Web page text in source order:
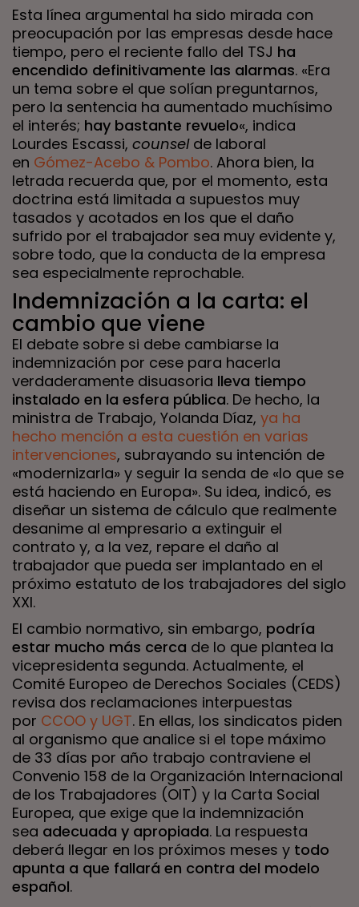
Esta línea argumental ha sido mirada con
preocupación por las empresas desde hace
tiempo, pero el reciente fallo del TSJ ha
encendido definitivamente las alarmas. «Era
un tema sobre el que solían preguntarnos,
pero la sentencia ha aumentado muchísimo
el interés; hay bastante revuelo«, indica
Lourdes Escassi, counselde laboral
en Gómez-Acebo & Pombo. Ahora bien, la
letrada recuerda que, por el momento, esta
doctrina está limitada a supuestos muy
tasados y acotados en los que el daño
sufrido por el trabajador sea muy evidente y,
sobre todo, que la conducta de la empresa
sea especialmente reprochable.
Indemnización a la carta: el
cambio que viene
El debate sobre si debe cambiarse la
indemnización por cese para hacerla
verdaderamente disuasoria lleva tiempo
instalado en la esfera pública. De hecho, la
ministra de Trabajo, Yolanda Díaz, ya ha
hecho mención a esta cuestión en varias
intervenciones, subrayando su intención de
«modernizarla» y seguir la senda de «lo que se
está haciendo en Europa». Su idea, indicó, es
diseñar un sistema de cálculo que realmente
desanime al empresario a extinguir el
contrato y, a la vez, repare el daño al
trabajador que pueda ser implantado en el
próximo estatuto de los trabajadores del siglo
XXI.
El cambio normativo, sin embargo, podría
estar mucho más cerca de lo que plantea la
vicepresidenta segunda. Actualmente, el
Comité Europeo de Derechos Sociales (CEDS)
revisa dos reclamaciones interpuestas
por CCOO y UGT. En ellas, los sindicatos piden
al organismo que analice si el tope máximo
de 33 días por año trabajo contraviene el
Convenio 158 de la Organización Internacional
de los Trabajadores (OIT) y la Carta Social
Europea, que exige que la indemnización
sea adecuada y apropiada. La respuesta
deberá llegar en los próximos meses y todo
apunta a que fallará en contra del modelo
español.